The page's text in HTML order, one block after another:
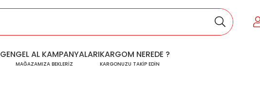
GEL AL KAMPANYALARI
MAĞAZAMIZA BEKLERİZ
KARGOM NEREDE ?
KARGONUZU TAKİP EDİN